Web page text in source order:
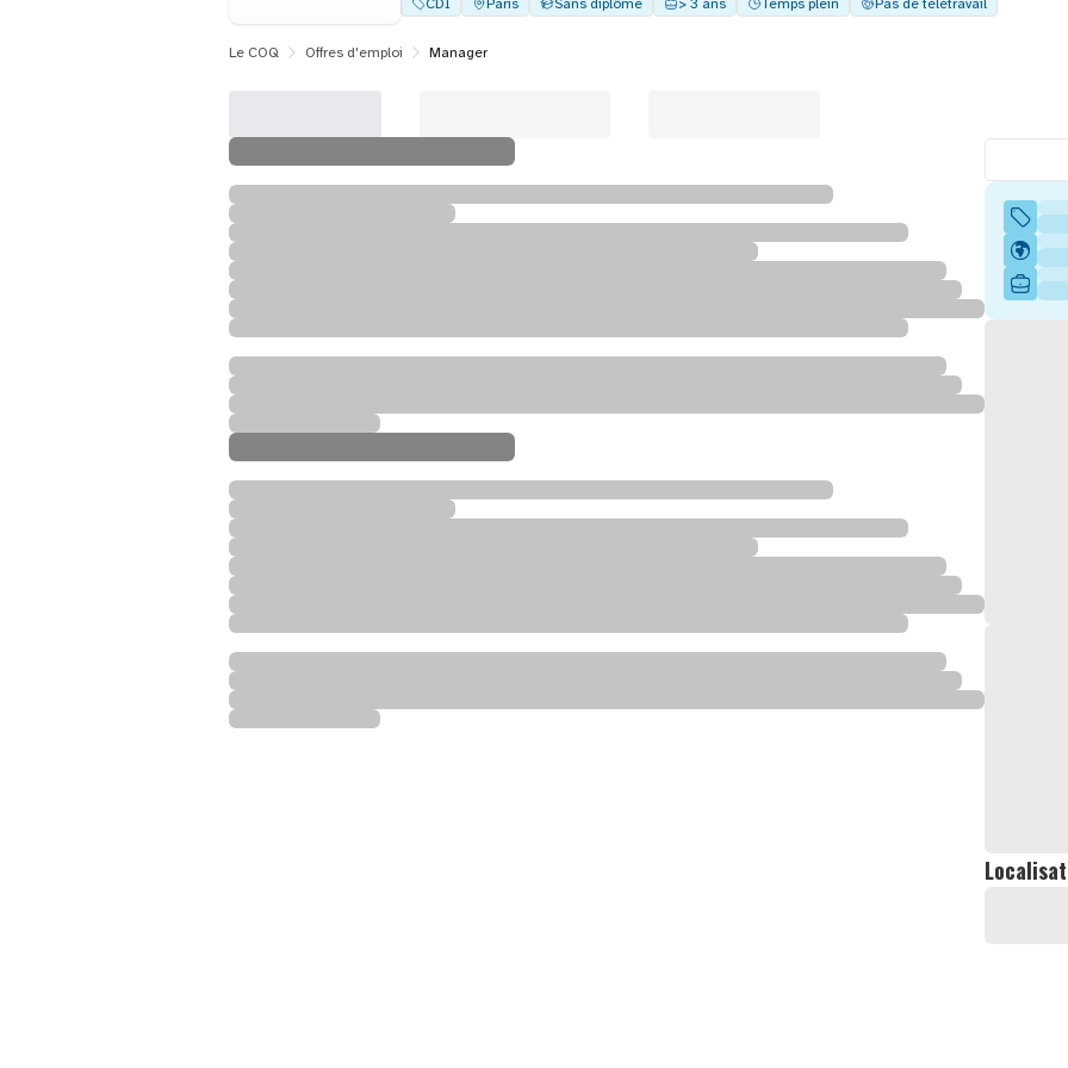
CDI Paris Sans diplôme > 3 ans Temps plein Pas de télétravail
Le COQ Offres d'emploi Manager